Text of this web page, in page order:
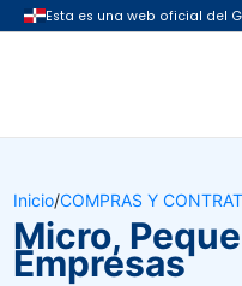
Inicio/COMPRAS Y
Micro,
Empresas